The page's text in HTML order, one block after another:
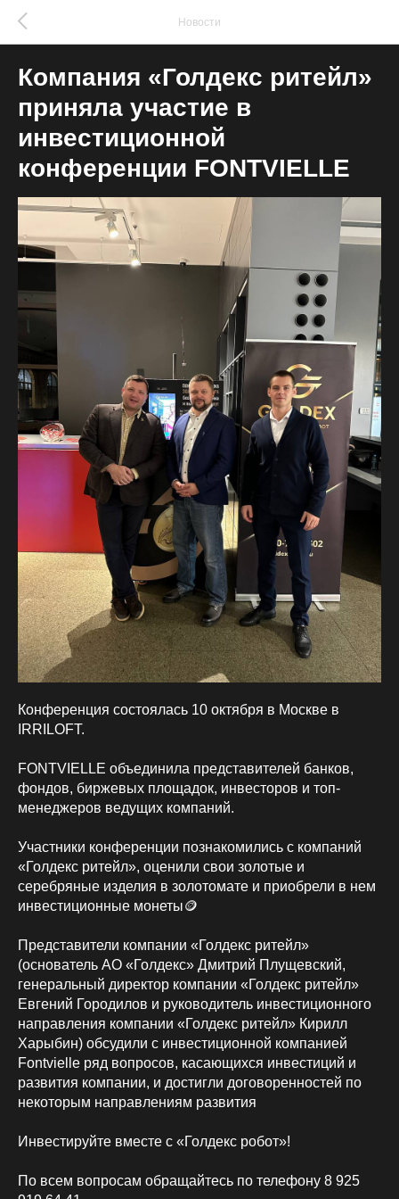
Новости
Компания «Голдекс ритейл»
приняла участие в
инвестиционной
конференции FONTVIELLE
Конференция состоялась 10 октября в Москве в
IRRILOFT.
FONTVIELLE объединила представителей банков,
фондов, биржевых площадок, инвесторов и топ-
менеджеров ведущих компаний.
Участники конференции познакомились с компаний
«Голдекс ритейл», оценили свои золотые и
серебряные изделия в золотомате и приобрели в нем
инвестиционные монеты🪙
Представители компании «Голдекс ритейл»
(основатель АО «Голдекс» Дмитрий Плущевский,
генеральный директор компании «Голдекс ритейл»
Евгений Городилов и руководитель инвестиционного
направления компании «Голдекс ритейл» Кирилл
Харыбин) обсудили с инвестиционной компанией
Fontvielle ряд вопросов, касающихся инвестиций и
развития компании, и достигли договоренностей по
некоторым направлениям развития
Инвестируйте вместе с «Голдекс робот»!
По всем вопросам обращайтесь по телефону 8 925